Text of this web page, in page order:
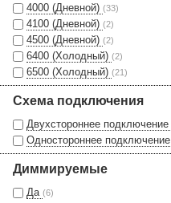
4000 (Дневной) (33)
4100 (Дневной) (2)
4500 (Дневной) (2)
6400 (Холодный) (2)
6500 (Холодный) (21)
Схема подключения
Двухстороннее подключение
Одностороннее подключение
Диммируемые
Да (6)